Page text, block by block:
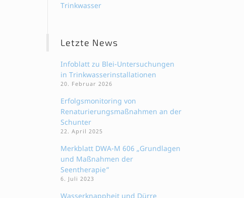
Trinkwasser
Letzte News
Infoblatt zu Blei-Untersuchungen
in Trinkwasserinstallationen
20. Februar 2026
Erfolgsmonitoring von
Renaturierungsmaßnahmen an der
Schunter
22. April 2025
Merkblatt DWA-M 606 „Grundlagen
und Maßnahmen der
Seentherapie“
6. Juli 2023
Wasserknappheit und Dürre